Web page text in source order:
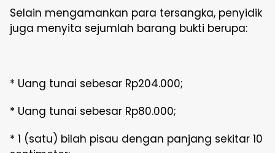
Selain mengamankan para tersangka, penyidik
juga menyita sejumlah barang bukti berupa:
* Uang tunai sebesar Rp204.000;
* Uang tunai sebesar Rp80.000;
* 1 (satu) bilah pisau dengan panjang sekitar 10